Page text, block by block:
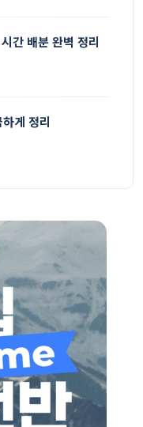
간 배분 완벽 정리
게 정리